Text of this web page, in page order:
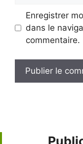
Enregistrer
dans le
commentaire.